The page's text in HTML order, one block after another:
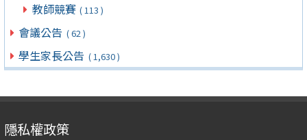
教師競賽 ( 113 )
會議公告 ( 62 )
學生家長公告 ( 1,630 )
隱私權政策